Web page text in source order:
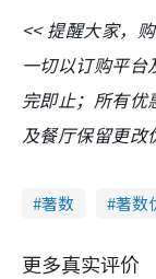
<< 提醒大家，
一切以订购平
完即止；所有
及餐厅保留更
著数 著数
更多真实评价